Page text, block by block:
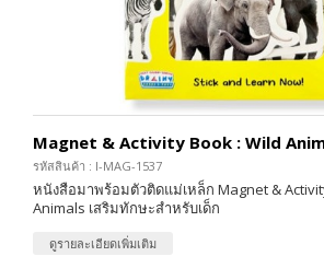
Magnet & Activity Book : Wild
รหัสสินค้า : I-MAG-1537
หนังสือมาพร้อมตัวติดแม่เหล็ก Magnet &
Animals เสริมทักษะสำหรับเด็ก
ดูรายละเอียดเพิ่มเติม